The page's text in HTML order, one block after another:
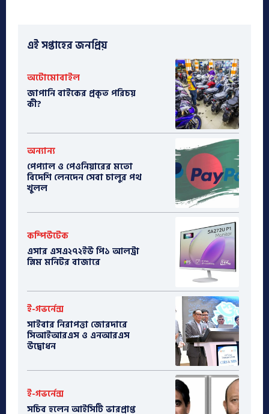
এই সপ্তাহের জনপ্রিয়
অটোমোবাইল
​জাপানি বাইকের প্রকৃত পরিচয়
কী?
অন্যান্য
পেপ্যাল ও পেওনিয়ারের মতো
বিদেশি লেনদেন সেবা চালুর পথ
খুলল
কম্পিউটেক
এসার এসএ২৭২ইউ পি১ আলট্রা
স্লিম মনিটর বাজারে
ই-গভর্নেন্স
সাইবার নিরাপত্তা জোরদারে
সিআইআরএস ও এনআরএস
উদ্বোধন
ই-গভর্নেন্স
সচিব হলেন আইসিটি ভারপ্রাপ্ত